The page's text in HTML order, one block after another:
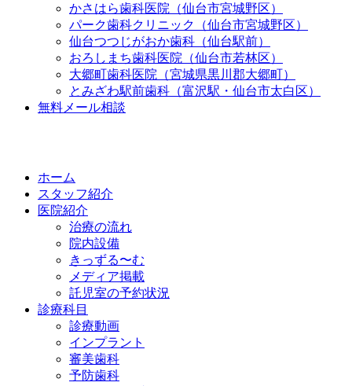
かさはら歯科医院（仙台市宮城野区）
パーク歯科クリニック（仙台市宮城野区）
仙台つつじがおか歯科（仙台駅前）
おろしまち歯科医院（仙台市若林区）
大郷町歯科医院（宮城県黒川郡大郷町）
とみざわ駅前歯科（富沢駅・仙台市太白区）
無料メール相談
ホーム
スタッフ紹介
医院紹介
治療の流れ
院内設備
きっずる〜む
メディア掲載
託児室の予約状況
診療科目
診療動画
インプラント
審美歯科
予防歯科